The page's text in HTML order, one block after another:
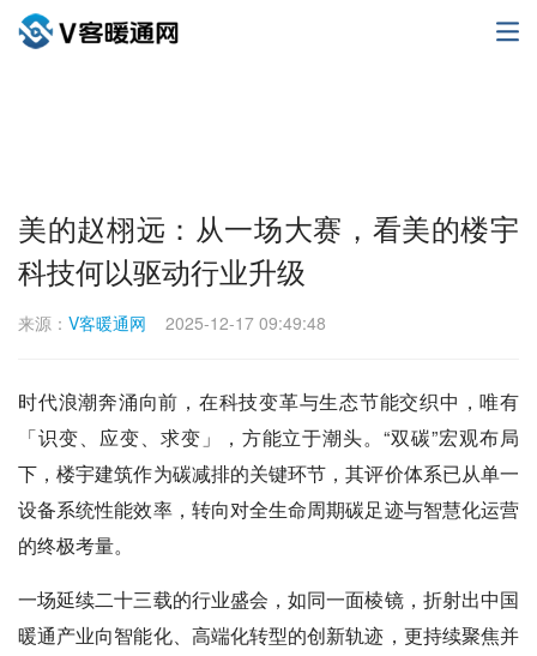
美的赵栩远：从一场大赛，看美的楼宇
科技何以驱动行业升级
来源： V客暖通网 2025-12-17 09:49:48
时代浪潮奔涌向前，在科技变革与生态节能交织中，唯有
「识变、应变、求变」，方能立于潮头。“双碳”宏观布局
下，楼宇建筑作为碳减排的关键环节，其评价体系已从单一
设备系统性能效率，转向对全生命周期碳足迹与智慧化运营
的终极考量。
一场延续二十三载的行业盛会，如同一面棱镜，折射出中国
暖通产业向智能化、高端化转型的创新轨迹，更持续聚焦并